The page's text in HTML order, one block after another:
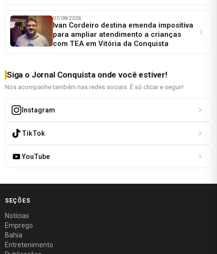
07/08/2026
Ivan Cordeiro destina emenda impositiva
para ampliar atendimento a crianças
com TEA em Vitória da Conquista
Siga o Jornal Conquista onde você estiver!
Nos acompanhe também nas redes sociais. É só clicar e seguir!
Instagram
TikTok
YouTube
SEÇÕES
Notícias
Emprego
Bahia
Entretenimento